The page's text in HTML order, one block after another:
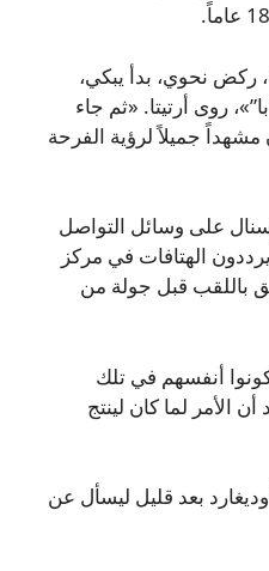
ركض نحوي، بدأ يبكي،
روى أرتيتا. «ثم جاء
جميلاً لرؤية الفرحة
على وسائل التواصل
الهتافات في مركز
باللقب قبل جولة من
أنفسهم في تلك
الأمر لما كان لينتج
بعد قليل ليسأل عن